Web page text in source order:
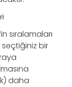
sıralamaları
seçtiğiniz bir
daha